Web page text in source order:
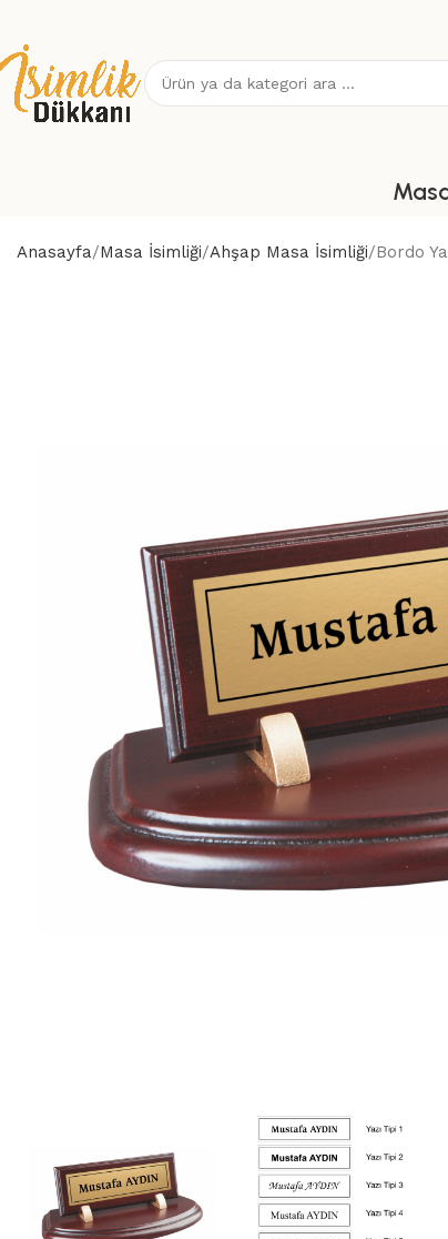
Anasayfa Masa İsimliği Ahşap Masa İsimliği Bordo